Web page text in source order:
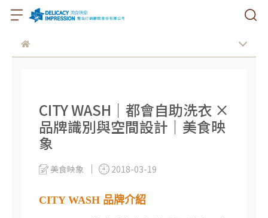
CITY WASH｜都會自助洗衣 ×
品牌識別與空間設計｜美食映
象
美食映象 2018-03-19
CITY WASH 品牌介紹